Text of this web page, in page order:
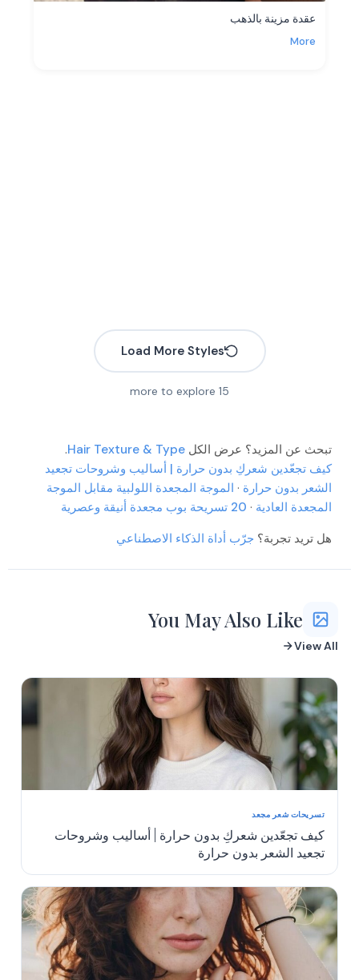
عقدة مزينة بالذهب
More
More
More
More
More
Load More Styles
15
تبحث عن المزيد؟ عرض الكل Hair Texture & Type
.
كيف تجعّدين شعركِ بدون حرارة | أساليب وشروحات تجعيد
الشعر بدون حرارة · الموجة المجعدة اللولبية مقابل الموجة
المجعدة العادية · 20 تسريحة بوب مجعدة أنيقة وعصرية
هل تريد تجربة؟ جرّب أداة الذكاء الاصطناعي
You May Also Like
View All
تسريحات شعر مجعد
كيف تجعّدين شعركِ بدون حرارة | أساليب وشروحات
تجعيد الشعر بدون حرارة